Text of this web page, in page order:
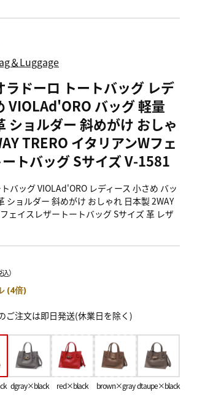
＆Luggage
ラドーロ トートバッグ レデ
VIOLAd'ORO バッグ 軽量
ショルダー 斜めがけ おしゃ
TRERO イタリアンWフェ
トバッグ Sサイズ V-1581
バッグ VIOLAd'ORO レディース 小さめ バッ
ショルダー 斜めがけ おしゃれ 日本製 2WAY
ェイスレザートートバッグ Sサイズ 革 レザ
込）
(4倍)
ご注文は即日発送(休業日を除く)
dgray×black red×black brown×gray dtaupe×black